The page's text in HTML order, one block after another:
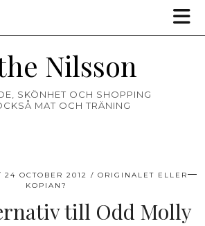
Nilsson
SKÖNHET OCH SHOPPING
MAT OCH TRÄNING
24 OCTOBER 2012
ORIGINALET ELLER
KOPIAN?
till Odd Molly